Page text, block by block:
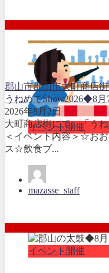
イベント開催
郡山市郡山市大町商店街
うねめでShow2026◆8
2026年8月2日
大町商店街にて、「うね
＜イベント内容＞☆お
ス☆飲食ブ...
mazasse_staff
イベント開催